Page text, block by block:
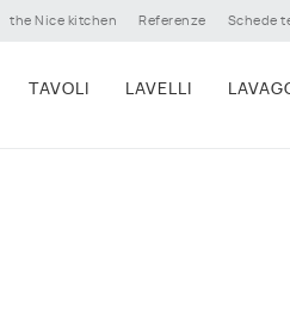
the Nice kitchen Referenze Schede
TAVOLI LAVELLI